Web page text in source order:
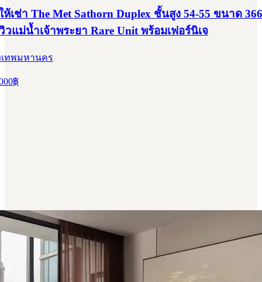
ห้เช่า The Met Sathorn Duplex ชั้นสูง 54-55 ขนาด
แม่น้ำเจ้าพระยา Rare Unit พร้อมเฟอร์นิเจ
เทพมหานคร
฿